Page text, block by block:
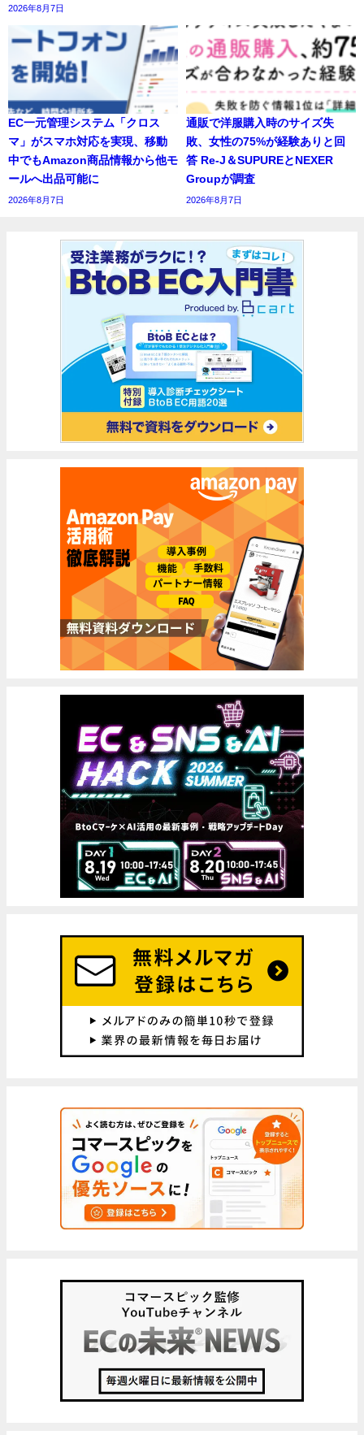
2026年8月7日
EC一元管理システム「クロス
マ」がスマホ対応を実現、移動
中でもAmazon商品情報から他モ
ールへ出品可能に
2026年8月7日
通販で洋服購入時のサイズ失
敗、女性の75%が経験ありと回
答 Re-J＆SUPUREとNEXER
Groupが調査
2026年8月7日